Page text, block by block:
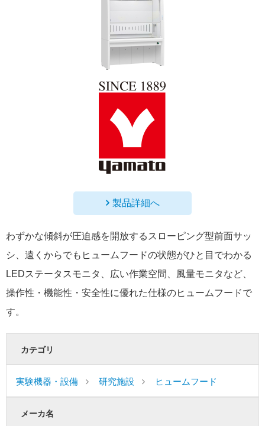
製品詳細へ
わずかな傾斜が圧迫感を開放するスローピング型前面サッ
シ、遠くからでもヒュームフードの状態がひと目でわかる
LEDステータスモニタ、広い作業空間、風量モニタなど、
操作性・機能性・安全性に優れた仕様のヒュームフードで
す。
カテゴリ
実験機器・設備 研究施設 ヒュームフード
メーカ名